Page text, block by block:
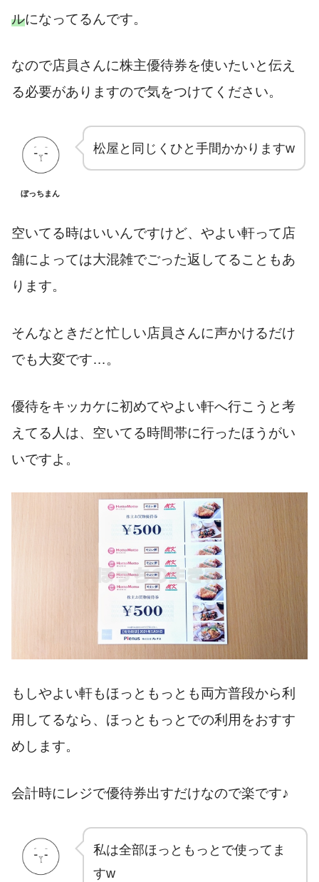
ルになってるんです。
なので店員さんに株主優待券を使いたいと伝え
る必要がありますので気をつけてください。
ぼっちまん
松屋と同じくひと手間かかりますw
空いてる時はいいんですけど、やよい軒って店
舗によっては大混雑でごった返してることもあ
ります。
そんなときだと忙しい店員さんに声かけるだけ
でも大変です…。
優待をキッカケに初めてやよい軒へ行こうと考
えてる人は、空いてる時間帯に行ったほうがい
いですよ。
もしやよい軒もほっともっとも両方普段から利
用してるなら、ほっともっとでの利用をおすす
めします。
会計時にレジで優待券出すだけなので楽です♪
私は全部ほっともっとで使ってま
すw